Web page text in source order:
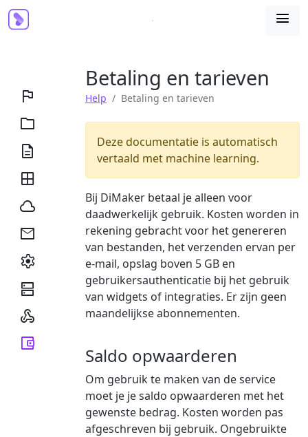











Betaling en tarieven
Help Betaling en tarieven
Deze documentatie is automatisch
vertaald met machine learning.
Bij DiMaker betaal je alleen voor
daadwerkelijk gebruik. Kosten worden in
rekening gebracht voor het genereren
van bestanden, het verzenden ervan per
e-mail, opslag boven 5 GB en
gebruikersauthenticatie bij het gebruik
van widgets of integraties. Er zijn geen
maandelijkse abonnementen.
Saldo opwaarderen
Om gebruik te maken van de service
moet je je saldo opwaarderen met het
gewenste bedrag. Kosten worden pas
afgeschreven bij gebruik. Ongebruikte